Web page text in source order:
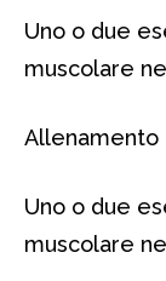
Uno o due
muscolare
Allenamento
Uno o due
muscolare